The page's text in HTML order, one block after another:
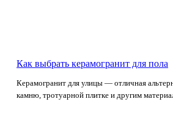
Как выбрать керамогранит для пола
Керамогранит для улицы — отличная
камню, тротуарной плитке и другим